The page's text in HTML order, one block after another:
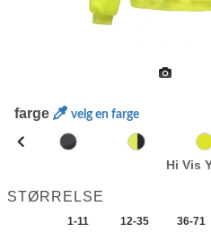
farge velg en farge
Hi Vis
STØRRELSE
1-11 12-35 36-71